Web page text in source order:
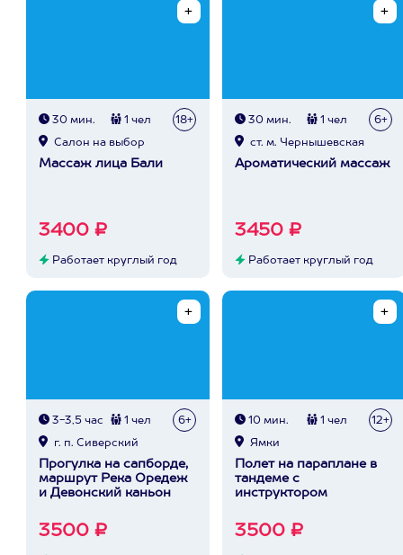
30 мин. 1 чел 18+
Cалон на выбор
Массаж лица Бали
3400 ₽
Работает круглый год
30 мин. 1 чел 6+
ст. м. Чернышевская
Ароматический массаж
3450 ₽
Работает круглый год
3-3,5 час 1 чел 6+
г. п. Сиверский
Прогулка на сапборде,
маршрут Река Оредеж
и Девонский каньон
3500 ₽
10 мин. 1 чел 12+
Ямки
Полет на параплане в
тандеме с
инструктором
3500 ₽